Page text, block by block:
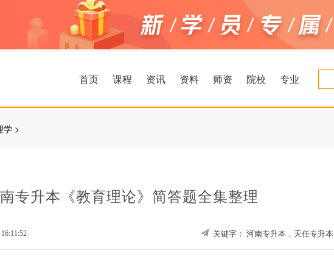
首页 课程 资讯 资料 师资 院校 专业
学 >
专升本《教育理论》简答题全集整理
关键字：河南专升本，天任专升本